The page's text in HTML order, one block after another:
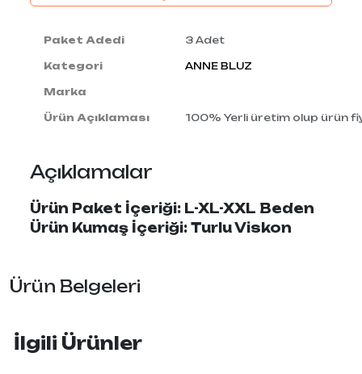
Paket Adedi 3 Adet
Kategori ANNE BLUZ
Marka
Ürün Açıklaması 100% Yerli üretim olup ürün
Açıklamalar
Ürün Paket İçeriği: L-XL-XXL Beden
Ürün Kumaş İçeriği: Turlu Viskon
Ürün Belgeleri
İlgili Ürünler